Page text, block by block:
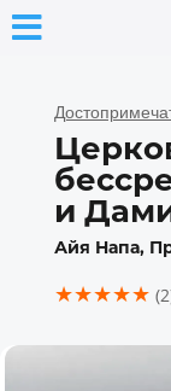

и
Айя Напа,
★★★★★